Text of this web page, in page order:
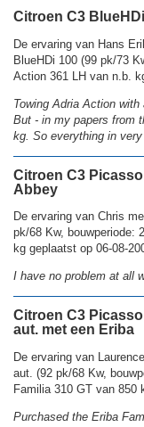
Citroen C3
De ervaring van Hans
BlueHDi 100 (99 pk/73
Action 361 LH van n.b.
Towing Adria Action
But - in my papers from
kg. So everything in
Citroen C3
Abbey
De ervaring van Chris
pk/68 Kw, bouwperiode:
kg geplaatst op 06-08-
I have no problem at all
Citroen C3
aut. met een Eriba
De ervaring van
aut. (92 pk/68 Kw,
Familia 310 GT van 850
Purchased the Eriba